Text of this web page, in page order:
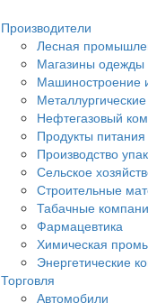
Производители
Лесная
Магазины одежды
Машиностроение
Нефтегазовый
Продукты питания
Производство
Сельское
Строительные
Табачные
Фармацевтика
Химическая
Энергетические
Торговля
Автомобили